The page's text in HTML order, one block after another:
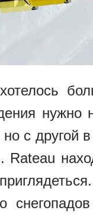
нужно
с другой
Rateau